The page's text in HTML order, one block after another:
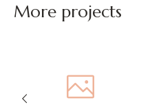
More projects